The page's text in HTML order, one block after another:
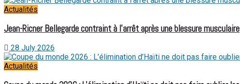
Actualités
Jean-Ricner Bellegarde contraint à l’arrêt après une blessure musculaire
28 July 2026
Actualités